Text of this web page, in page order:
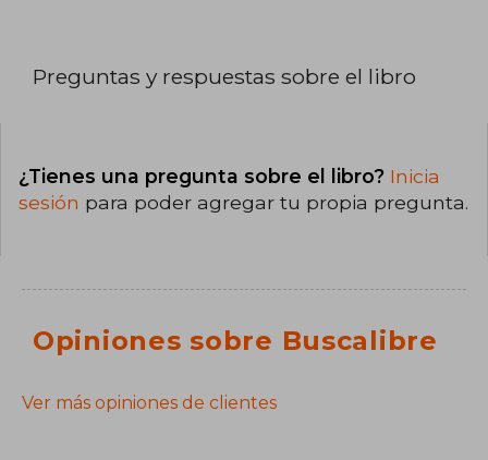
Preguntas y respuestas sobre el libro
¿Tienes una pregunta sobre el libro? Inicia
sesión para poder agregar tu propia pregunta.
Opiniones sobre Buscalibre
Ver más opiniones de clientes